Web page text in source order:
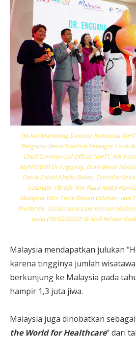
[Ki-Ka] Marketing Director Indonesia
Pengurus BesarTourism Selangor Encik
Chief Commercial Officer MHTC Nik
MyHT2020 Dr Enggang, Duta Besar
Datuk Zainal Abidin Bakar,
Selangor YBrsDr Nor Fuad Abdul
Malaysia YBrs Encik Roslan Othman, dan
Prudence. Dalam acara peresmian
pada (06/02/2020) di Mall Kelapa
Malaysia mendapatkan julukan
karena tingginya jumlah
berkunjung ke Malaysia pada
hampir 1,3 juta jiwa.
Malaysia juga dinobatkan
the World for Healthcare" dari